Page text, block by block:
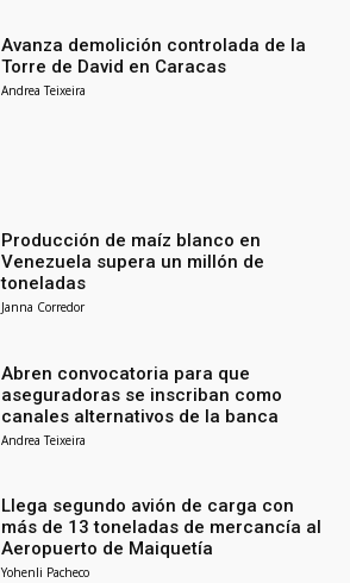
Avanza demolición controlada de la
Torre de David en Caracas
Andrea Teixeira
Producción de maíz blanco en
Venezuela supera un millón de
toneladas
Janna Corredor
Abren convocatoria para que
aseguradoras se inscriban como
canales alternativos de la banca
Andrea Teixeira
Llega segundo avión de carga con
más de 13 toneladas de mercancía al
Aeropuerto de Maiquetía
Yohenli Pacheco